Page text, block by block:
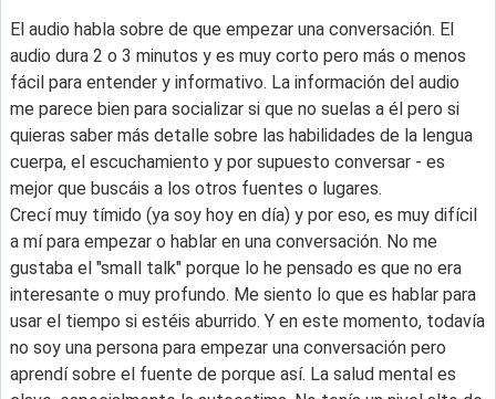
El audio habla sobre de que empezar una conversación. El
audio dura 2 o 3 minutos y es muy corto pero más o menos
fácil para entender y informativo. La información del audio
me parece bien para socializar si que no suelas a él pero si
quieras saber más detalle sobre las habilidades de la lengua
cuerpa, el escuchamiento y por supuesto conversar - es
mejor que buscáis a los otros fuentes o lugares.
Crecí muy tímido (ya soy hoy en día) y por eso, es muy difícil
a mí para empezar o hablar en una conversación. No me
gustaba el "small talk" porque lo he pensado es que no era
interesante o muy profundo. Me siento lo que es hablar para
usar el tiempo si estéis aburrido. Y en este momento, todavía
no soy una persona para empezar una conversación pero
aprendí sobre el fuente de porque así. La salud mental es